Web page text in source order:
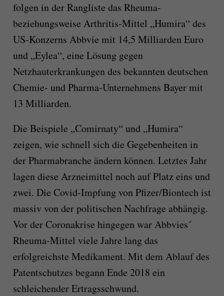
folgen in der Rangliste das Rheuma-
beziehungsweise Arthritis-Mittel „Humira“ des
US-Konzerns Abbvie mit 14,5 Milliarden Euro
und „Eylea“, eine Lösung gegen
Netzhauterkrankungen des bekannten deutschen
Chemie- und Pharma-Unternehmens Bayer mit
13 Milliarden.
Die Beispiele „Comirnaty“ und „Humira“
zeigen, wie schnell sich die Gegebenheiten in
der Pharmabranche ändern können. Letztes Jahr
lagen diese Arzneimittel noch auf Platz eins und
zwei. Die Covid-Impfung von Pfizer/Biontech ist
massiv von der politischen Nachfrage abhängig.
Vor der Coronakrise hingegen war Abbvies´
Rheuma-Mittel viele Jahre lang das
erfolgreichste Medikament. Mit dem Ablauf des
Patentschutzes begann Ende 2018 ein
schleichender Ertragsschwund.